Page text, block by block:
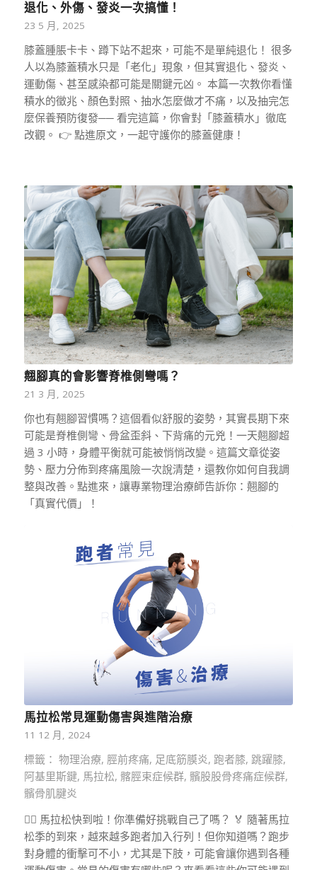
退化、外傷、發炎一次搞懂！
23 5 月, 2025
膝蓋腫脹卡卡、蹲下站不起來，可能不是單純退化！ 很多
人以為膝蓋積水只是「老化」現象，但其實退化、發炎、
運動傷、甚至感染都可能是關鍵元凶。 本篇一次教你看懂
積水的徵兆、顏色對照、抽水怎麼做才不痛，以及抽完怎
麼保養預防復發── 看完這篇，你會對「膝蓋積水」徹底
改觀。 👉 點進原文，一起守護你的膝蓋健康！
翹腳真的會影響脊椎側彎嗎？
21 3 月, 2025
你也有翹腳習慣嗎？這個看似舒服的姿勢，其實長期下來
可能是脊椎側彎、骨盆歪斜、下背痛的元兇！一天翹腳超
過 3 小時，身體平衡就可能被悄悄改變。這篇文章從姿
勢、壓力分佈到疼痛風險一次說清楚，還教你如何自我調
整與改善。點進來，讓專業物理治療師告訴你：翹腳的
「真實代價」！
馬拉松常見運動傷害與進階治療
11 12 月, 2024
標籤： 物理治療, 脛前疼痛, 足底筋膜炎, 跑者膝, 跳躍膝,
阿基里斯鍵, 馬拉松, 髂脛束症候群, 髕股股骨疼痛症候群,
髕骨肌腱炎
🏃‍♀️ 馬拉松快到啦！你準備好挑戰自己了嗎？ 🏅 隨著馬拉
松季的到來，越來越多跑者加入行列！但你知道嗎？跑步
對身體的衝擊可不小，尤其是下肢，可能會讓你遇到各種